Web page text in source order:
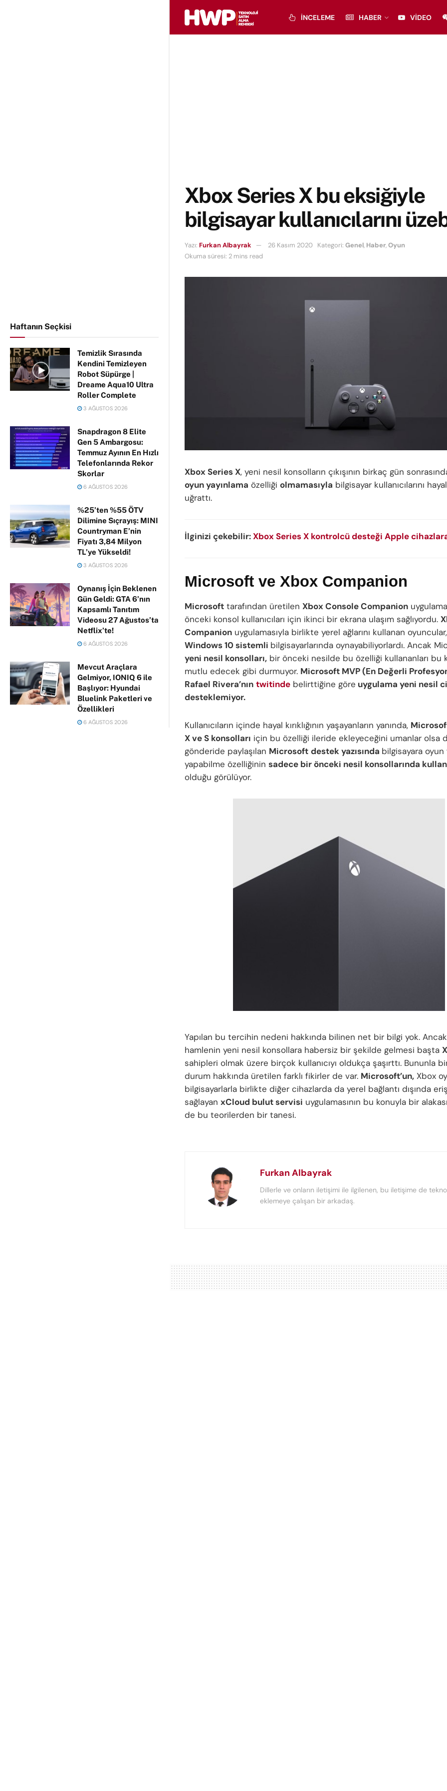
Haftanın Seçkisi
Temizlik Sırasında
Kendini Temizleyen
Robot Süpürge |
Dreame Aqua10 Ultra
Roller Complete
3 AĞUSTOS 2026
Snapdragon 8 Elite
Gen 5 Ambargosu:
Temmuz Ayının En Hızlı
Telefonlarında Rekor
Skorlar
6 AĞUSTOS 2026
%25’ten %55 ÖTV
Dilimine Sıçrayış: MINI
Countryman E’nin
Fiyatı 3,84 Milyon
TL’ye Yükseldi!
3 AĞUSTOS 2026
Oynanış İçin Beklenen
Gün Geldi: GTA 6’nın
Kapsamlı Tanıtım
Videosu 27 Ağustos’ta
Netflix’te!
6 AĞUSTOS 2026
Mevcut Araçlara
Gelmiyor, IONIQ 6 ile
Başlıyor: Hyundai
Bluelink Paketleri ve
Özellikleri
6 AĞUSTOS 2026
İNCELEME HABER VIDEO
Xbox Series X bu eksiğiyle
bilgisayar kullanıcılarını
Yazı: Furkan Albayrak 26 Kasım 2020 Kategori: Genel, Haber,Oyun
Okuma süresi: 2 mins read
Xbox Series X, yeni nesil konsolların çıkışının birkaç gün
oyun yayınlama özelliği olmamasıyla bilgisayar kullanıcılarını hayal
uğrattı.
İlginizi çekebilir:Xbox Series X kontrolcü desteği Apple
Microsoft ve Xbox Companion
Microsoft tarafından üretilen Xbox Console Companion
önceki konsol kullanıcıları için ikinci bir ekrana ulaşım sağlıyordu.
Companion uygulamasıyla birlikte yerel ağlarını kullanan oyuncular,
Windows 10 sistemli bilgisayarlarında oynayabiliyorlardı. Ancak
yeni nesil konsolları, bir önceki nesilde bu özelliği kullananları bu
mutlu edecek gibi durmuyor. Microsoft MVP (En Değerli
Rafael Rivera’nın twitinde belirttiğine göre uygulama yeni nesil
desteklemiyor.
Kullanıcıların içinde hayal kırıklığının yaşayanların yanında,
X ve S konsolları için bu özelliği ileride ekleyeceğini umanlar olsa
gönderide paylaşılan Microsoft destek yazısında bilgisayara oyun
yapabilme özelliğinin sadece bir önceki nesil konsollarında
olduğu görülüyor.
Yapılan bu tercihin nedeni hakkında bilinen net bir bilgi yok.
hamlenin yeni nesil konsollara habersiz bir şekilde gelmesi başta
sahipleri olmak üzere birçok kullanıcıyı oldukça şaşırttı. Bununla
durum hakkında üretilen farklı fikirler de var. Microsoft’un, Xbox
bilgisayarlarla birlikte diğer cihazlarda da yerel bağlantı dışında
sağlayan xCloud bulut servisi uygulamasının bu konuyla bir
de bu teorilerden bir tanesi.
Furkan Albayrak
Dillerle ve onların iletişimi ile ilgilenen, bu iletişime de
eklemeye çalışan bir arkadaş.